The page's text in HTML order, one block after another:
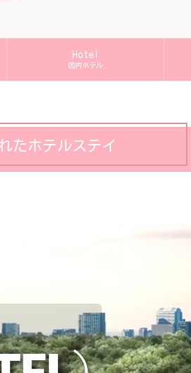
Hotel
国内ホテル
れたホテルステイ